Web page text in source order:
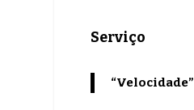
Serviço
“Velocidade”